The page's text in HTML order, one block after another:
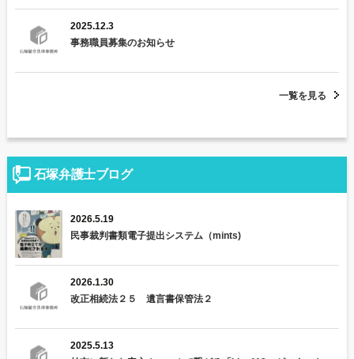
2025.12.3
事務職員募集のお知らせ
一覧を見る
石塚弁護士ブログ
2026.5.19
民事裁判書類電子提出システム（mints)
2026.1.30
改正相続法２５ 遺言書保管法２
2025.5.13